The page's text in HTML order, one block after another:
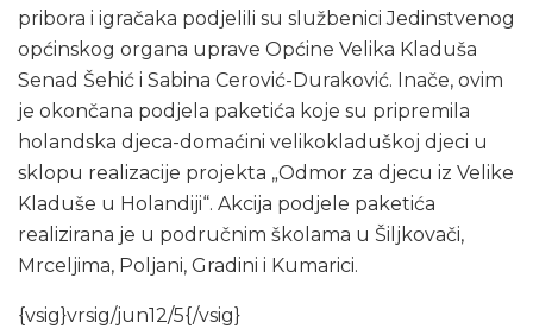
pribora i igračaka podjelili su službenici Jedinstvenog
općinskog organa uprave Općine Velika Kladuša
Senad Šehić i Sabina Cerović-Duraković. Inače, ovim
je okončana podjela paketića koje su pripremila
holandska djeca-domaćini velikokladuškoj djeci u
sklopu realizacije projekta „Odmor za djecu iz Velike
Kladuše u Holandiji“. Akcija podjele paketića
realizirana je u područnim školama u Šiljkovači,
Mrceljima, Poljani, Gradini i Kumarici.
{vsig}vrsig/jun12/5{/vsig}